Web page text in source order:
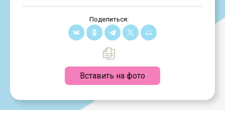
Поделиться:
Вставить на фото